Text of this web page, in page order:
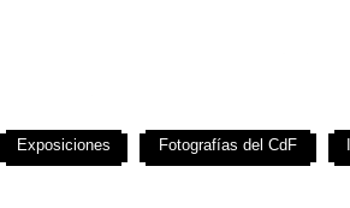
Exposiciones Fotografías del CdF